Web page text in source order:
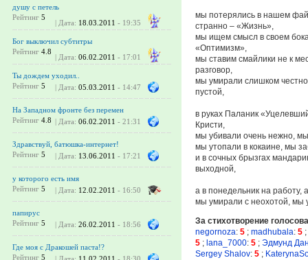
душу с петель
Рейтинг 5
| Дата: 18.03.2011 - 19:35
Бог выключил субтитры
Рейтинг 4.8
| Дата: 06.02.2011 - 17:01
Ты дождем уходил..
Рейтинг 5 | Дата: 05.03.2011 - 14:47
На Западном фронте без перемен
Рейтинг 4.8 | Дата: 06.02.2011 - 21:31
Здравствуй, батюшка-интернет!
Рейтинг 5 | Дата: 13.06.2011 - 17:21
у которого есть имя
Рейтинг 5 | Дата: 12.02.2011 - 16:50
папирус
Рейтинг 5 | Дата: 26.02.2011 - 18:56
Где моя с Дракошей паста!?
Рейтинг 5
мы потерялись в нашем
странно – «Жизнь»,
мы ищем смысл в своем
«Оптимизм»,
мы ставим смайлики не к
разговор,
мы умирали слишком
пустой,
в руках Паланик
Кристи,
мы убивали очень нежно,
мы утопали в кокаине, мы
и в сочных брызгах
выходной,
а в понедельник на работу,
мы умирали с неохотой, мы
За стихотворение
negornoza: 5 ; madhubala: 5 ;
5 ; lana_7000: 5 ; Эдмунд
Sergey Shalov: 5 ;